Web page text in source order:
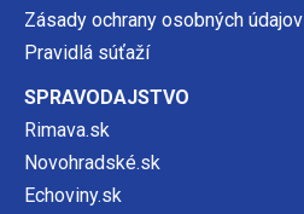
Zásady ochrany osobných údajov
Pravidlá súťaží
SPRAVODAJSTVO
Rimava.sk
Novohradské.sk
Echoviny.sk